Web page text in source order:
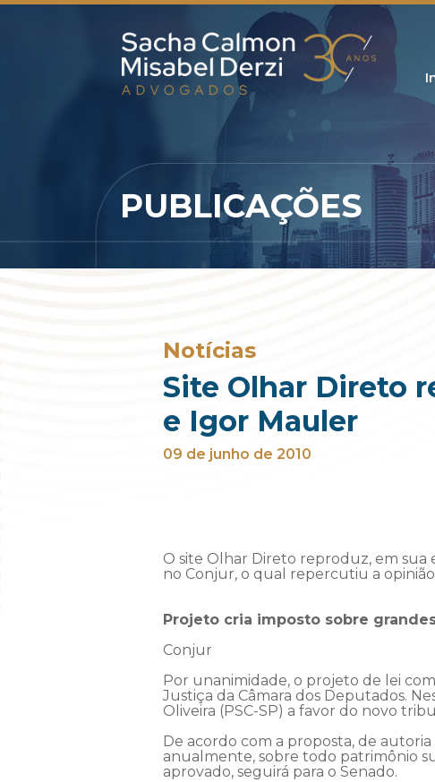
PUBLICAÇÕES
Notícias
Site Olhar Direto
e Igor Mauler
09 de junho de 2010
O site Olhar Direto reproduz, em
no Conjur, o qual repercutiu a
Projeto cria imposto sobre
Conjur
Por unanimidade, o projeto de lei
Justiça da Câmara dos Deputados.
Oliveira (PSC-SP) a favor do novo
De acordo com a proposta, de
anualmente, sobre todo patrimônio
aprovado, seguirá para o Senado.